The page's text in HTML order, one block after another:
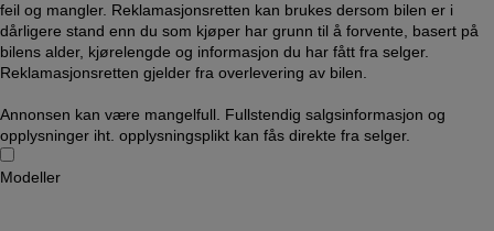
feil og mangler. Reklamasjonsretten kan brukes dersom bilen er i
dårligere stand enn du som kjøper har grunn til å forvente, basert på
bilens alder, kjørelengde og informasjon du har fått fra selger.
Reklamasjonsretten gjelder fra overlevering av bilen.
Annonsen kan være mangelfull. Fullstendig salgsinformasjon og
opplysninger iht. opplysningsplikt kan fås direkte fra selger.
Modeller